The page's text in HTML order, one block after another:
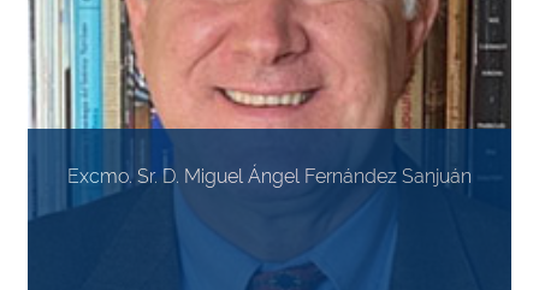
Excmo. Sr. D. Miguel Ángel Fernández Sanjuán